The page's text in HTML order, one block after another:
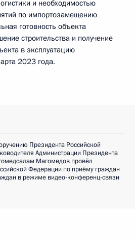
и необходимостью
по импортозамещению
готовность объекта
строительства и получение
в эксплуатацию
2023 года.
Президента Российской
Администрации Президента
Магомедов провёл
Федерации по приёму граждан
в режиме видео-конференц-связи